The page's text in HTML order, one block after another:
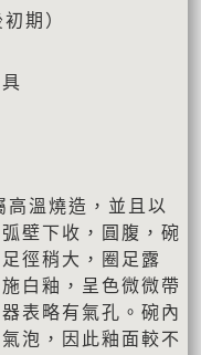
期）
高溫燒造，並且以
壁下收，圓腹，碗
徑稍大，圈足露
白釉，呈色微微帶
表略有氣孔。碗內
泡，因此釉面較不